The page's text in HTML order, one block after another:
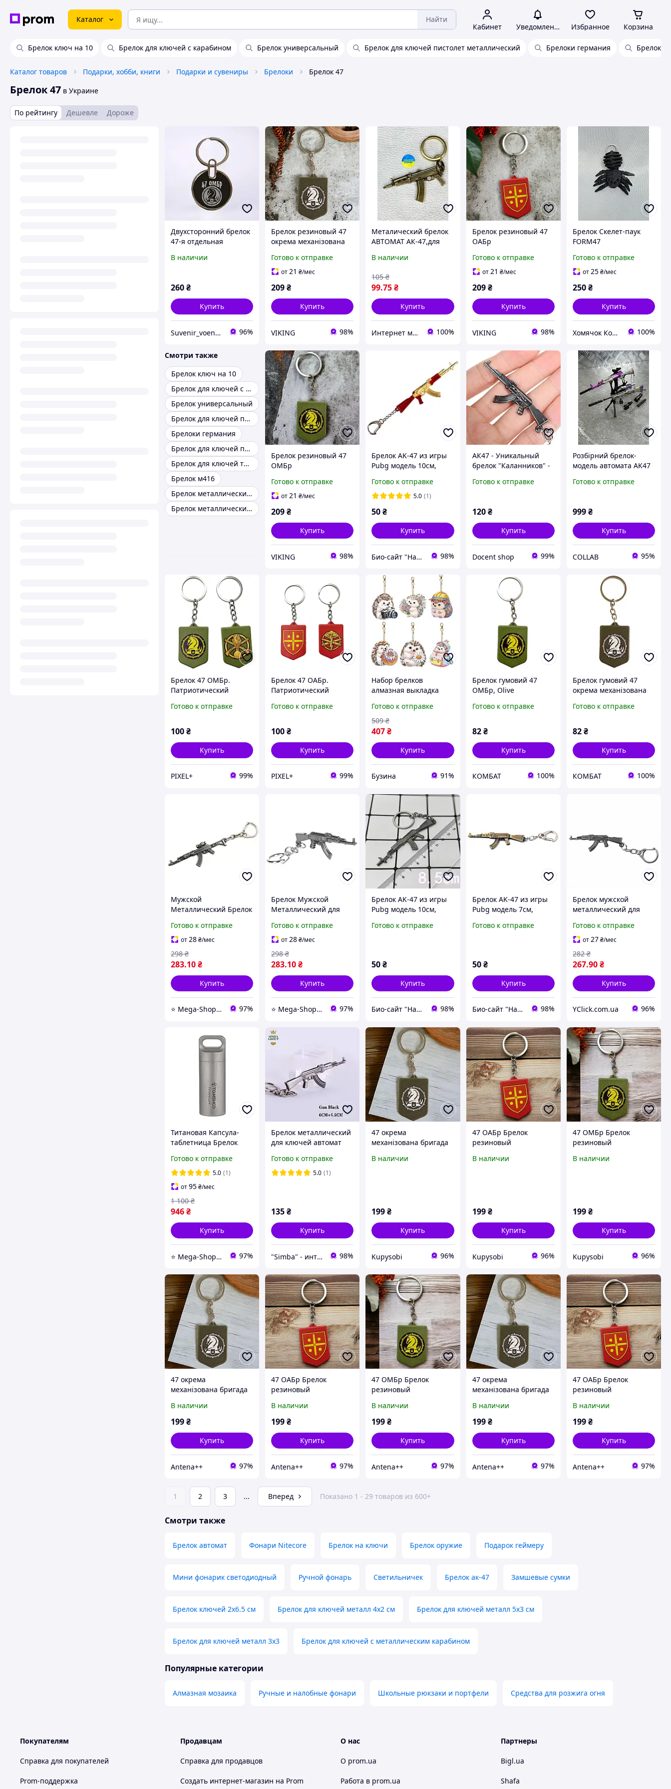
Каталог Найти
Кабинет Уведомления Избранное Корзина
Брелок ключ на 10 Брелок для ключей с карабином Брелок универсальный Брелок для ключей пистолет металлический Брелоки германия Брелок
Каталог товаров Подарки, хобби, книги Подарки и сувениры Брелоки Брелок 47
Брелок 47 в Украине
По рейтингу Дешевле Дороже
Двухсторонний брелок
47-я отдельная
бригада «Маґура»
В наличии
260₴
Купить
Suvenir_voenpro 96%
Брелок резиновый 47
окрема механізована
Готово к отправке
от21 ₴/мес
209₴
Купить
VIKING 98%
Металический брелок
АВТОМАТ АК-47,для
ключей машины.
В наличии
99.75₴
105 ₴
Купить
Интернет магазин Nizheda. Собственное производство. 100%
Брелок резиновый 47
ОАБр
Готово к отправке
от21 ₴/мес
209 ₴
Купить
VIKING 98%
Брелок Скелет-паук
FORM47
Готово к отправке
от25₴/мес
250₴
Купить
Хомячок Компані, Інтернет-магазин Склад місто Черкаси 100%
Смотри также
Брелок ключ на 10
Брелок для ключей с карабином
Брелок универсальный
Брелок для ключей пистолет металлический
Брелоки германия
Брелок для ключей пистолет
Брелок для ключей тактический
Брелок м416
Брелок металлический Больших
Брелок металлический Железный
Брелок резиновый 47
ОМБр
Готово к отправке
от21 ₴/мес
209₴
Купить
VIKING 98%
Брелок AK-47 из игры
Pubg модель 10см,
Калашникова
Готово к отправке
5.0 (1)
50₴
Купить
Био-сайт "Наш Восток" 98%
АК47 - Уникальный
брелок "Каланников" -
для настоящих
Готово к отправке
120 ₴
Купить
Docent shop 99%
Розбірний брелок-
модель автомата AK47
з гри PUBG
Готово к отправке
999₴
Купить
COLLAB 95%
Брелок 47 ОМБр.
Патриотический
Готово к отправке
100₴
Купить
PIXEL+ 99%
Брелок 47 ОАБр.
Патриотический
Готово к отправке
100₴
Купить
PIXEL+ 99%
Набор брелков
алмазная выкладка
инструментами 6 шт
buzyna
Готово к отправке
407₴
509 ₴
Купить
Бузина 91%
Брелок гумовий 47
ОМБр, Olive
Готово к отправке
82 ₴
Купить
КОМБАТ 100%
Брелок гумовий 47
окрема механізована
Готово к отправке
82₴
Купить
КОМБАТ 100%
Мужской
Металлический Брелок
Оружие, Counter Strike,
CS:GO / AK47-S
Готово к отправке
от28₴/мес
283.10₴
298 ₴
Купить
⭐️ Mega-ShopUA.com.ua 97%
Брелок Мужской
Металлический для
АК-47 / Counter Strike
CS:GO"
Готово к отправке
от28₴/мес
283.10₴
298 ₴
Купить
⭐️ Mega-ShopUA.com.ua 97%
Брелок AK-47 из игры
Pubg модель 10см,
Калашникова
Готово к отправке
50₴
Купить
Био-сайт "Наш Восток" 98%
Брелок AK-47 из игры
Pubg модель 7см,
Калашникова
Готово к отправке
50 ₴
Купить
Био-сайт "Наш Восток" 98%
Брелок мужской
металлический для
оружие Counter Strike
Контер Страйк АК-47.
Брелок на ключи
Готово к отправке
от27₴/мес
267.90₴
282 ₴
Купить
YClick.com.ua 96%
Титановая Капсула-
таблетница Брелок
герметичный
водонепроницаемый
Titanium M FRX47 для
ключей
Готово к отправке
5.0 (1)
от95₴/мес
946₴
1 100 ₴
Купить
⭐️ Mega-ShopUA.com.ua 97%
Брелок металлический
для ключей автомат
Готово к отправке
5.0 (1)
135₴
Купить
"Simba" - интернет магазин 98%
47 окрема
механізована бригада
В наличии
199₴
Купить
Kupysobi 96%
47 ОАБр Брелок
резиновый
В наличии
199 ₴
Купить
Kupysobi 96%
47 ОМБр Брелок
резиновый
В наличии
199₴
Купить
Kupysobi 96%
47 окрема
механізована бригада
В наличии
199₴
Купить
Antena++ 97%
47 ОАБр Брелок
резиновый
В наличии
199₴
Купить
Antena++ 97%
47 ОМБр Брелок
резиновый
В наличии
199₴
Купить
Antena++ 97%
47 окрема
механізована бригада
В наличии
199 ₴
Купить
Antena++ 97%
47 ОАБр Брелок
резиновый
В наличии
199₴
Купить
Antena++ 97%
1 2 3 ... Вперед Показано 1 - 29 товаров из 600+
Смотри также
Брелок автомат Фонари Nitecore Брелок на ключи Брелок оружие Подарок геймеру
Мини фонарик светодиодный Ручной фонарь Светильничек Брелок ак-47 Замшевые сумки
Брелок ключей 2х6.5 см Брелок для ключей металл 4х2 см Брелок для ключей металл 5х3 см
Брелок для ключей металл 3х3 Брелок для ключей с металлическим карабином
Популярные категории
Алмазная мозаика Ручные и налобные фонари Школьные рюкзаки и портфели Средства для розжига огня
Покупателям
Справка для покупателей
Prom-поддержка
Продавцам
Справка для продавцов
Создать интернет-магазин на Prom
О нас
О prom.ua
Работа в prom.ua
Партнеры
Bigl.ua
Shafa